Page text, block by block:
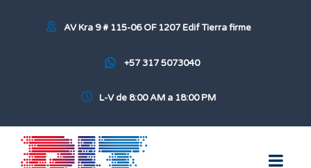
AV Kra 9 # 115-06 OF 1207 Edif Tierra firme
+57 317 5073040
L-V de 8:00 AM a 18:00 PM